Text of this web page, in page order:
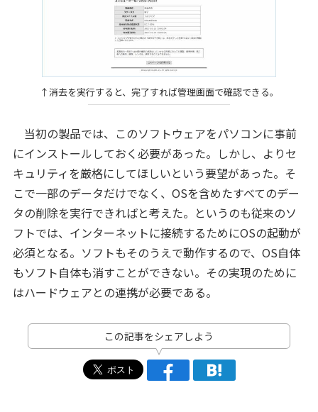
↑消去を実行すると、完了すれば管理画面で確認できる。
当初の製品では、このソフトウェアをパソコンに事前
にインストールしておく必要があった。しかし、よりセ
キュリティを厳格にしてほしいという要望があった。そ
こで一部のデータだけでなく、OSを含めたすべてのデー
タの削除を実行できればと考えた。というのも従来のソ
フトでは、インターネットに接続するためにOSの起動が
必須となる。ソフトもそのうえで動作するので、OS自体
もソフト自体も消すことができない。その実現のために
はハードウェアとの連携が必要である。
この記事をシェアしよう